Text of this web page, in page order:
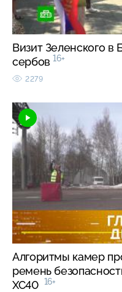
Визит Зеленского в
сербов 16+
2279
Алгоритмы камер
ремень
XC40 16+